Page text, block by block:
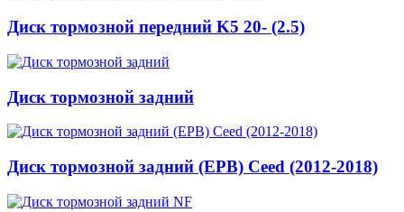
Диск тормозной передний K5 20- (2.5)
Диск тормозной задний
Диск тормозной задний (EPB) Ceed (2012-2018)